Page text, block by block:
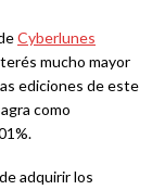
Cyberlunes
mucho mayor
ediciones de este
como
adquirir los